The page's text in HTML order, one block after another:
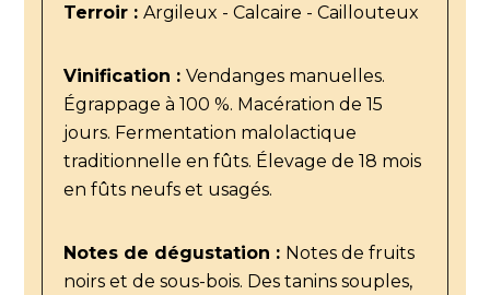
Terroir : Argileux - Calcaire - Caillouteux
Vinification : Vendanges manuelles.
Égrappage à 100 %. Macération de 15
jours. Fermentation malolactique
traditionnelle en fûts. Élevage de 18 mois
en fûts neufs et usagés.
Notes de dégustation : Notes de fruits
noirs et de sous-bois. Des tanins souples,